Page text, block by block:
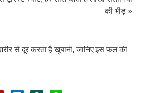
की भीड़ »
से दूर करता है खुबानी, जानिए इस फल की